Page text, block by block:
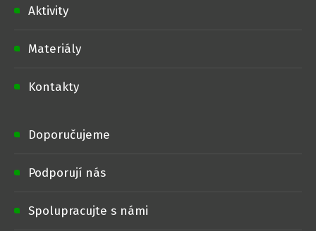
Aktivity
Materiály
Kontakty
Doporučujeme
Podporují nás
Spolupracujte s námi